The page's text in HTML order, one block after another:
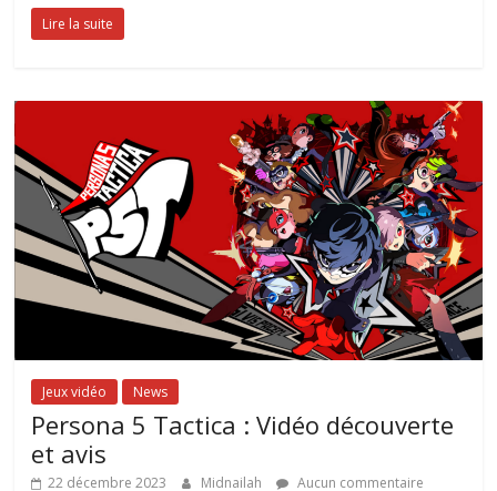
Lire la suite
Jeux vidéo News
Persona 5 Tactica : Vidéo découverte
et avis
22 décembre 2023 Midnailah Aucun commentaire